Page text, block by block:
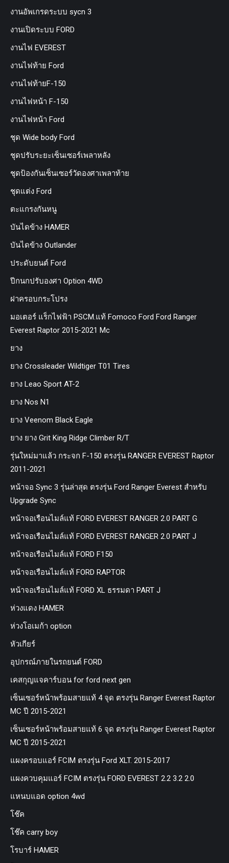
งานอัพเกรดระบบ sycn 3
งานเปิดระบบ FORD
งานไฟ EVEREST
งานไฟท้าย Ford
งานไฟท้ายF-150
งานไฟหน้า F-150
งานไฟหน้า Ford
ชุด Wide body Ford
ชุดปรับระยะเซ็นเซอร์เพลาหลัง
ชุดป้องกันเซ็นเซอร์วัดองศาเพลาท้าย
ชุดแต่ง Ford
ตะแกรงกันหนู
บันไดข้าง HAMER
บันไดข้าง Outlander
ประดับยนต์ Ford
ปีกนกปรับองศา Option 4WD
ฝาครอบกระโปรง
มอเตอร์ แร็กไฟฟ้า PSCM.แท้ Fomoco Ford Ford Ranger
Everest Raptor 2015-2021 Mc
ยาง
ยาง Crossleader Wildtiger T01 Tires
ยาง Leao Sport AT-2
ยาง Nos N1
ยาง Veenom Black Eagle
ยาง ยาง Grit King Ridge Climber R/T
รุ่นใหม่มาแล้ว กระจก F-150 ตรงรุ่น RANGER EVEREST Raptor
2011-2021
หน้าจอ Sync 3 รุ่นล่าสุด ตรงรุ่น Ford Ranger Everest สำหรับ
Upgrade Sync
หน้าจอเรือนไมล์แท้ FORD EVEREST RANGER 2.0 PART G
หน้าจอเรือนไมล์แท้ FORD EVEREST RANGER 2.0 PART J
หน้าจอเรือนไมล์แท้ FORD F150
หน้าจอเรือนไมล์แท้ FORD RAPTOR
หน้าจอเรือนไมล์แท้ FORD XL ธรรมดา PART J
ห่วงแดง HAMER
ห่วงโอเมก้า option
หัวเกียร์
อุปกรณ์ภายในรถยนต์ FORD
เคสกุญแจคาร์บอน for ford next gen
เซ็นเซอร์หน้าพร้อมสายแท้ 4 จุด ตรงรุ่น Ranger Everest Raptor
MC ปี 2015-2021
เซ็นเซอร์หน้าพร้อมสายแท้ 6 จุด ตรงรุ่น Ranger Everest Raptor
MC ปี 2015-2021
แผงครอบแอร์ FCIM ตรงรุ่น Ford XLT. 2015-2017
แผงควบคุมแอร์ FCIM ตรงรุ่น FORD EVEREST 2.2 3.2 2.0
แหนบแอด option 4wd
โช๊ค
โช๊ค carry boy
โรบาร์ HAMER